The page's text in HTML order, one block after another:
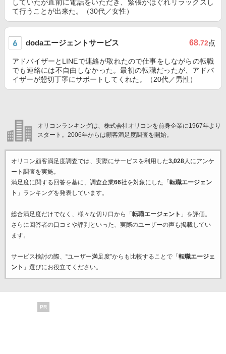
していたが直前に電話をいただき、緊張がほぐれリラックスし
て行うことが出来た。（30代／女性）
dodaエージェントサービス 68.72点
アドバイザーとLINEで連絡が取れたので仕事をしながらの転職
でも連絡には不自由しなかった。最初の転職だったが、アドバ
イザーが懇切丁寧にサポートしてくれた。（20代／男性）
オリコンランキングは、株式会社オリコンを前身企業に1967年より
スタート。2006年からは顧客満足度調査を開始。
オリコン顧客満足度調査では、実際にサービスを利用した3,028人にアンケ
ート調査を実施。
満足度に関する回答を基に、調査企業66社を対象にした「 転職エージェン
ト 」ランキングを発表しています。
総合満足度だけでなく、様々な切り口から「 転職エージェント 」を評価。
さらに回答者の口コミや評判といった、実際のユーザーの声も掲載してい
ます。
サービス検討の際、“ユーザー満足度”からも比較することで「 転職エージェ
ント 」選びにお役立てください。
PR